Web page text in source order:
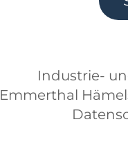
Industrie-
Emmerthal